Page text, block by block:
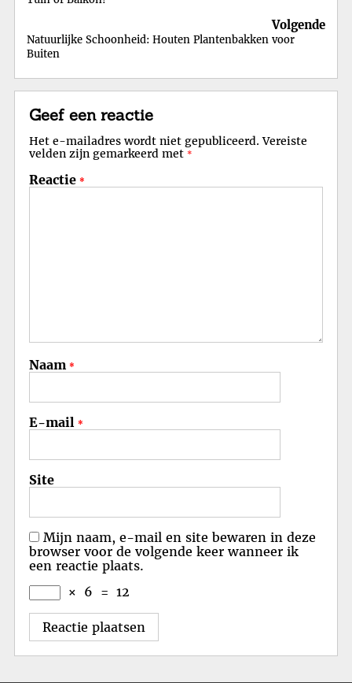
Volgende
Natuurlijke Schoonheid: Houten Plantenbakken voor
Buiten
Geef een reactie
Het e-mailadres wordt niet gepubliceerd. Vereiste
velden zijn gemarkeerd met *
Reactie *
Naam *
E-mail *
Site
Mijn naam, e-mail en site bewaren in deze
browser voor de volgende keer wanneer ik
een reactie plaats.
× 6 = 12